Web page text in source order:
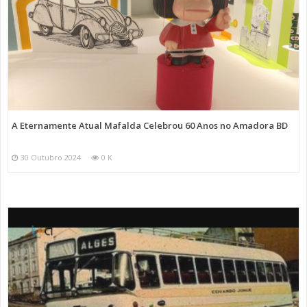
A Eternamente Atual Mafalda Celebrou 60 Anos no Amadora BD
30 Outubro 2024 0 K